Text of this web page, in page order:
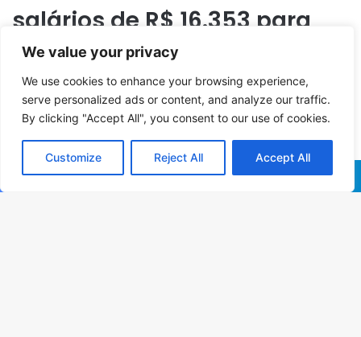
We value your privacy
We use cookies to enhance your browsing experience,
serve personalized ads or content, and analyze our traffic.
By clicking "Accept All", you consent to our use of cookies.
Customize Reject All Accept All
Facebook